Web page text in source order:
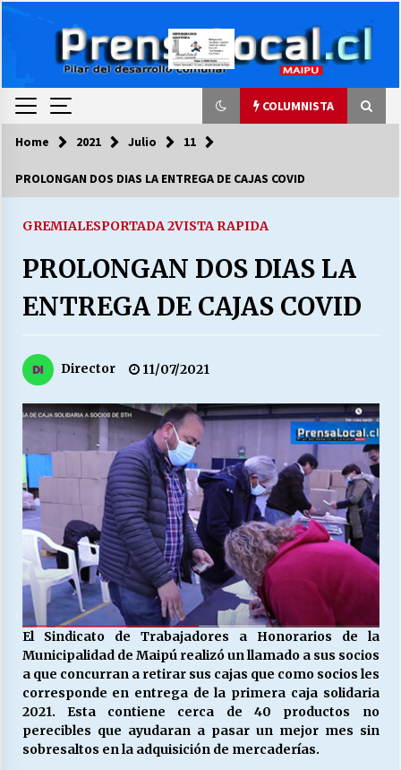
COLUMNISTA
COLUMNISTA
cuándo van a bajar?
HISTORIA
“ORGULLOSOS DE SER DC” SALUDA EL
27/07/2026
MUNICIPALIDAD, TRABAJADORES, CLIMA
LABORAL:
13/07/2026
Escuela hospitalaria El Carmen de Maipu.
25/06/2026
¿Qué habrían dicho?
23/06/2026
VOLVER A SER ALTERNATIVA
16/06/2026
Home 2021 Julio 11
PROLONGAN DOS DIAS LA ENTREGA DE CAJAS COVID
GREMIALESPORTADA 2VISTA RAPIDA
PROLONGAN DOS DIAS LA
ENTREGA DE CAJAS COVID
Director 11/07/2021
El Sindicato de Trabajadores a Honorarios de la
Municipalidad de Maipú realizó un llamado a sus socios
a que concurran a retirar sus cajas que como socios les
corresponde en entrega de la primera caja solidaria
2021. Esta contiene cerca de 40 productos no
perecibles que ayudaran a pasar un mejor mes sin
sobresaltos en la adquisición de mercaderías.